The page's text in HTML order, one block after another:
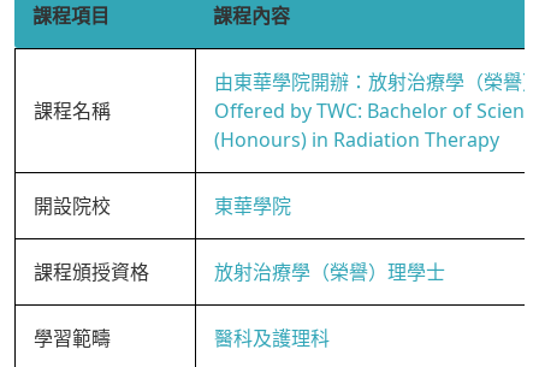
課程項目 課程內容
課程名稱
由東華學院開辦：放射治療學（榮譽
Offered by TWC: Bachelor of
(Honours) in Radiation Therapy
開設院校 東華學院
課程頒授資格 放射治療學（榮譽）理學士
學習範疇 醫科及護理科